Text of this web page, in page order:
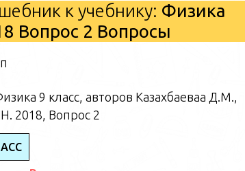
к учебнику: Физика
Вопрос 2 Вопросы
9 класс, авторов Казахбаеваа Д.М.,
2018, Вопрос 2